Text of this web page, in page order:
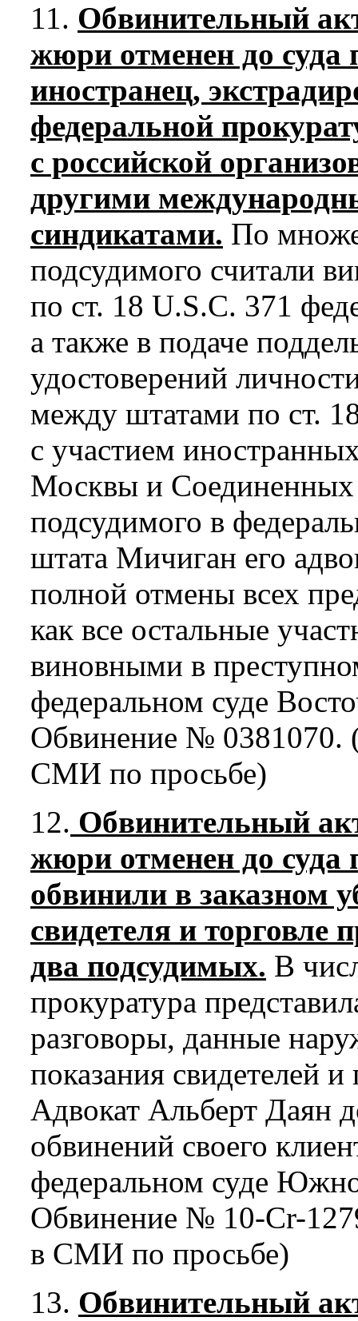
11. Обвинительный
жюри отменен до
иностранец,
федеральной
с российской
другими
синдикатами. По
подсудимого считали
по ст. 18 U.S.C. 371
а также в подаче
удостоверений
между штатами по ст.
с участием
Москвы и Соединенных
подсудимого в
штата Мичиган его
полной отмены всех
как все остальные
виновными в
федеральном суде
Обвинение № 0381070.
СМИ по просьбе)
12. Обвинительный
жюри отменен до суда
обвинили в заказном
свидетеля и торговле
два подсудимых. В
прокуратура
разговоры, данные
показания свидетелей и
Адвокат Альберт Даян
обвинений своего
федеральном суде
Обвинение № 10-Cr-
в СМИ по просьбе)
13. Обвинительный